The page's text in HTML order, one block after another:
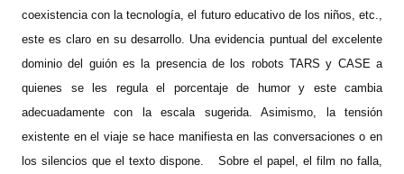
coexistencia con la tecnología, el futuro educativo de los niños, etc.,
este es claro en su desarrollo. Una evidencia puntual del excelente
dominio del guión es la presencia de los robots TARS y CASE a
quienes se les regula el porcentaje de humor y este cambia
adecuadamente con la escala sugerida. Asimismo, la tensión
existente en el viaje se hace manifiesta en las conversaciones o en
los silencios que el texto dispone. Sobre el papel, el film no falla,